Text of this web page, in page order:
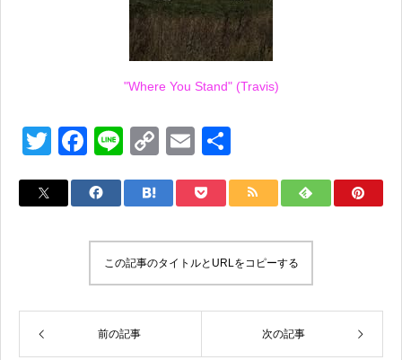
"Where You Stand" (Travis)
T
tt
F
c
o
o
k
Li
e
C
p
Li
n
k
E
ail
この記事のタイトルとURLをコピーする
前の記事 次の記事